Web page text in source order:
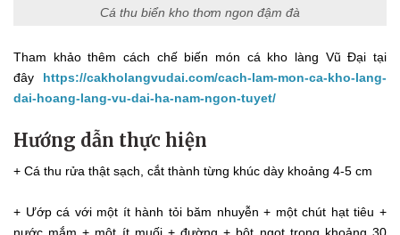
Cá thu biển kho thơm ngon đậm đà
Tham khảo thêm cách chế biến món cá kho làng Vũ Đại tại
đây https://cakholangvudai.com/cach-lam-mon-ca-kho-lang-
dai-hoang-lang-vu-dai-ha-nam-ngon-tuyet/
Hướng dẫn thực hiện
+ Cá thu rửa thật sạch, cắt thành từng khúc dày khoảng 4-5 cm
+ Ướp cá với một ít hành tỏi băm nhuyễn + một chút hạt tiêu +
nước mắm + một ít muối + đường + bột ngọt trong khoảng 30